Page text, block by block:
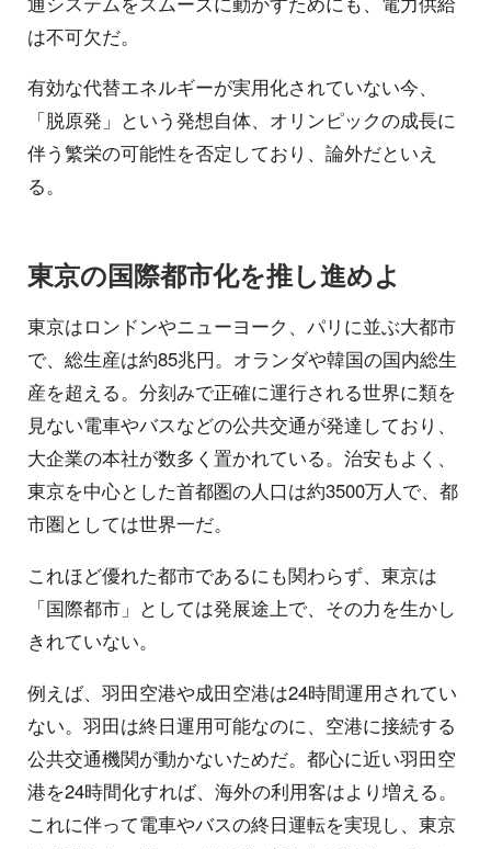
は不可欠だ。
有効な代替エネルギーが実用化されていない今、
「脱原発」という発想自体、オリンピックの成長に
伴う繁栄の可能性を否定しており、論外だといえ
る。
東京の国際都市化を推し進めよ
東京はロンドンやニューヨーク、パリに並ぶ大都市
で、総生産は約85兆円。オランダや韓国の国内総生
産を超える。分刻みで正確に運行される世界に類を
見ない電車やバスなどの公共交通が発達しており、
大企業の本社が数多く置かれている。治安もよく、
東京を中心とした首都圏の人口は約3500万人で、都
市圏としては世界一だ。
これほど優れた都市であるにも関わらず、東京は
「国際都市」としては発展途上で、その力を生かし
きれていない。
例えば、羽田空港や成田空港は24時間運用されてい
ない。羽田は終日運用可能なのに、空港に接続する
公共交通機関が動かないためだ。都心に近い羽田空
港を24時間化すれば、海外の利用客はより増える。
これに伴って電車やバスの終日運転を実現し、東京